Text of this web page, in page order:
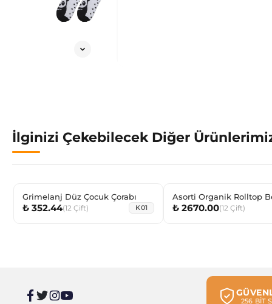
İlginizi Çekebilecek Diğer
Grimelanj Düz Çocuk Çorabı
₺ 352.44(12 Çift) K01
Asorti Organik Rolltop
Soket
₺ 2670.00(12 Çift)
256 BİT